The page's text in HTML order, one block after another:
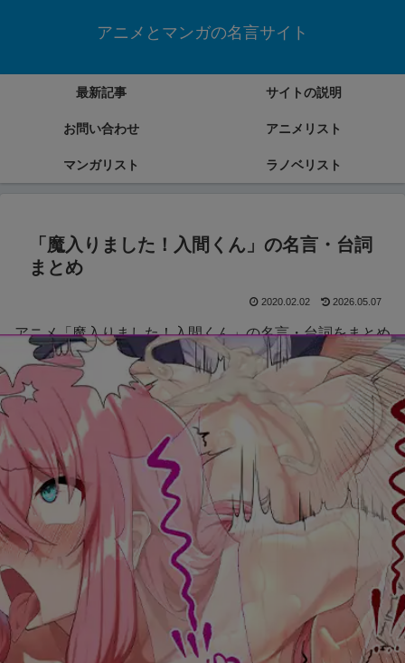
アニメとマンガの名言サイト
最新記事 サイトの説明
お問い合わせ アニメリスト
マンガリスト ラノベリスト
「魔入りました！入間くん」の名言・台詞
まとめ
2020.02.02 2026.05.07
アニメ「魔入りました！入間くん」の名言・台詞をまとめ
ていきます。